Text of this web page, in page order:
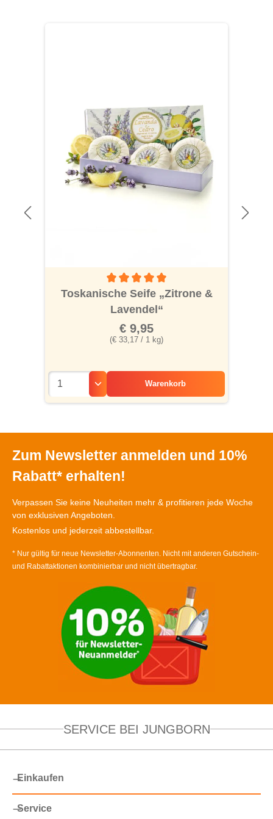
Durchschnittliche Bewertung von 5 von 5
Toskanische Seife „Zitrone &
Lavendel“
(€ 33,17 / 1 kg)
€ 9,95
Warenkorb
Zum Newsletter anmelden und 10%
Rabatt* erhalten!
Verpassen Sie keine Neuheiten mehr & profitieren jede Woche
von exklusiven Angeboten.
Kostenlos und jederzeit abbestellbar.
* Nur gültig für neue Newsletter-Abonnenten. Nicht mit anderen Gutschein-
und Rabattaktionen kombinierbar und nicht übertragbar.
SERVICE BEI JUNGBORN
Einkaufen
Service